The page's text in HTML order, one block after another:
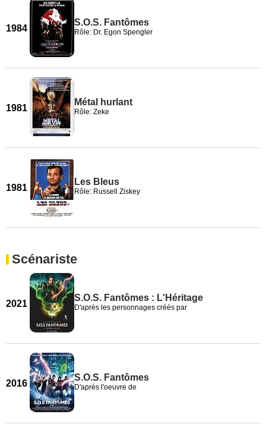
1984
S.O.S. Fantômes
Rôle: Dr. Egon Spengler
1981
Métal hurlant
Rôle: Zeke
1981
Les Bleus
Rôle: Russell Ziskey
Scénariste
2021
S.O.S. Fantômes : L'Héritage
D'après les personnages créés par
2016
S.O.S. Fantômes
D'après l'oeuvre de